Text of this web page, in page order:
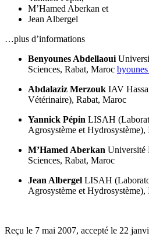
M’Hamed Aberkan et
Jean Albergel
…plus d’informations
Benyounes Abdellaoui
Sciences, Rabat, Maroc
Abdalaziz Merzouk IAV
Vétérinaire), Rabat, Maroc
Yannick Pépin LISAH
Agrosystème et Hydrosystème),
M’Hamed Aberkan Université
Sciences, Rabat, Maroc
Jean Albergel LISAH
Agrosystème et Hydrosystème),
Reçu le 7 mai 2007, accepté le 22